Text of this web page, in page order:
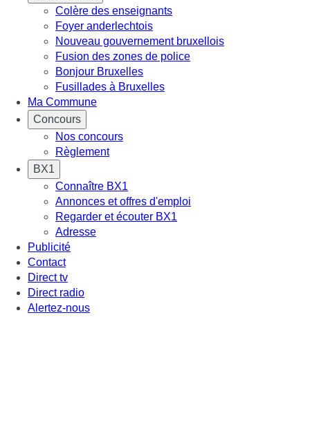
Colère des enseignants
Foyer anderlechtois
Nouveau gouvernement bruxellois
Fusion des zones de police
Bonjour Bruxelles
Fusillades à Bruxelles
Ma Commune
Concours
Nos concours
Règlement
BX1
Connaître BX1
Annonces et offres d'emploi
Regarder et écouter BX1
Adresse
Publicité
Contact
Direct tv
Direct radio
Alertez-nous